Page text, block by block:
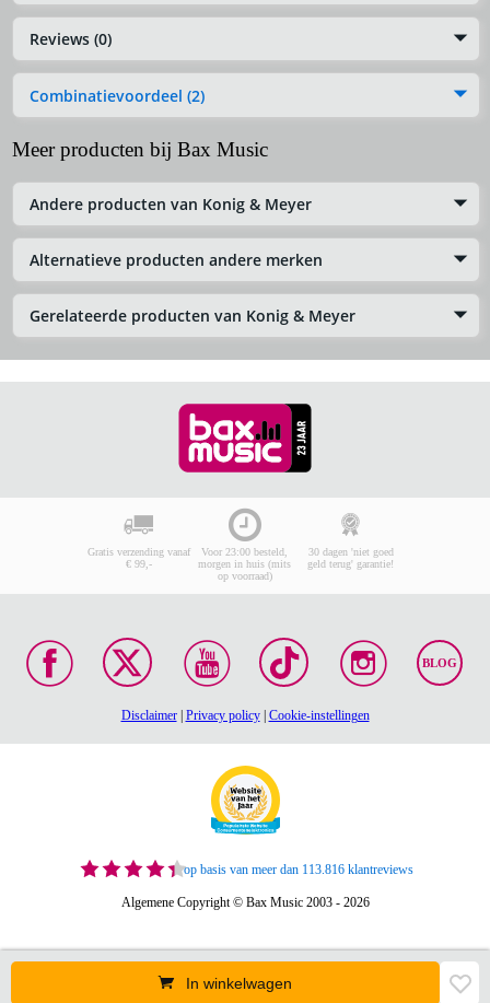
Reviews (0)
Combinatievoordeel (2)
Meer producten bij Bax Music
Andere producten van Konig & Meyer
Alternatieve producten andere merken
Gerelateerde producten van Konig & Meyer
In winkelwagen
Gratis verzending vanaf
€ 99,-
Voor 23:00 besteld,
morgen in huis (mits
op voorraad)
30 dagen 'niet goed
geld terug' garantie!
BLOG
Disclaimer| Privacy policy| Cookie-instellingen
op basis van meer dan 113.816 klantreviews
Algemene Copyright © Bax Music 2003 - 2026